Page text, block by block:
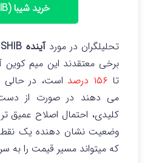
خرید شیبا (SHIB)
تحلیلگران در موردآینده SHIB
برخی معتقدند این میم
تا ۱۵۶ درصد
است، در حالی
می‌ دهند در صورت از
کلیدی، احتمال اصلاح عمیق
وضعیت نشان‌ دهنده یک
که میتواند مسیر قیمت را به